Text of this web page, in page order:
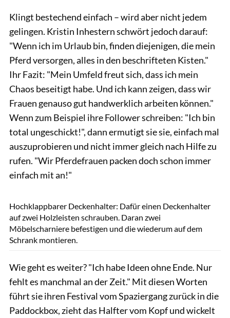
Klingt bestechend einfach – wird aber nicht jedem
gelingen. Kristin Inhestern schwört jedoch darauf:
"Wenn ich im Urlaub bin, finden diejenigen, die mein
Pferd versorgen, alles in den beschrifteten Kisten."
Ihr Fazit: "Mein Umfeld freut sich, dass ich mein
Chaos beseitigt habe. Und ich kann zeigen, dass wir
Frauen genauso gut handwerklich arbeiten können."
Wenn zum Beispiel ihre Follower schreiben: "Ich bin
total ungeschickt!", dann ermutigt sie sie, einfach mal
auszuprobieren und nicht immer gleich nach Hilfe zu
rufen. "Wir Pferdefrauen packen doch schon immer
einfach mit an!"
Hochklappbarer Deckenhalter: Dafür einen Deckenhalter
auf zwei Holzleisten schrauben. Daran zwei
Möbelscharniere befestigen und die wiederum auf dem
Schrank montieren.
Wie geht es weiter? "Ich habe Ideen ohne Ende. Nur
fehlt es manchmal an der Zeit." Mit diesen Worten
führt sie ihren Festival vom Spaziergang zurück in die
Paddockbox, zieht das Halfter vom Kopf und wickelt